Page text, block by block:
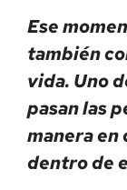
Ese
también
vida. Uno
pasan las
manera en
dentro de